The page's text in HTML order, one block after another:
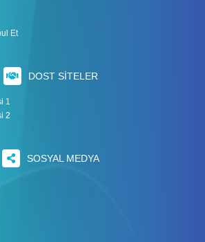
Et
DOST SITELER
1
2
SOSYAL MEDYA